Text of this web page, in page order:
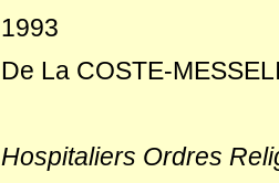
1993
De La COSTE-
Hospitaliers Ordres